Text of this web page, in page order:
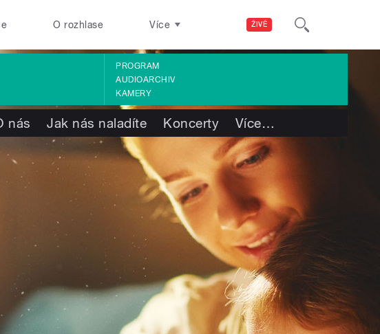
ŽIVĚ
O rozhlase Více
PROGRAM
AUDIOARCHIV
KAMERY
nás Jak nás naladíte Koncerty Více…